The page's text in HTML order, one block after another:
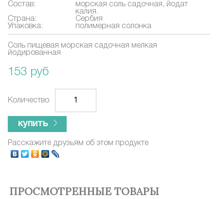
Состав:
морская соль садочная, йодат
калия.
Страна:
Сербия
Упаковка:
полимерная солонка
Соль пищевая морская садочная мелкая
йодированная
153 руб
Количество
купить
Расскажите друзьям об этом продукте
ПРОСМОТРЕННЫЕ ТОВАРЫ